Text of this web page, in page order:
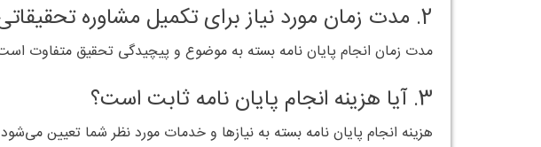
2. مدت زمان مورد نیاز برای تکمیل مشاوره تحقیقاتی چقدر است؟
مدت زمان انجام پایان نامه بسته به موضوع و پیچیدگی تحقیق متفاوت
3. آیا هزینه انجام پایان نامه ثابت است؟
هزینه انجام پایان نامه بسته به نیازها و خدمات مورد نظر شما تعیین